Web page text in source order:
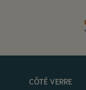
CÔTÉ VERRE